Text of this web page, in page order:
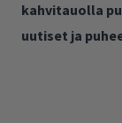
kahvitauolla
uutiset ja